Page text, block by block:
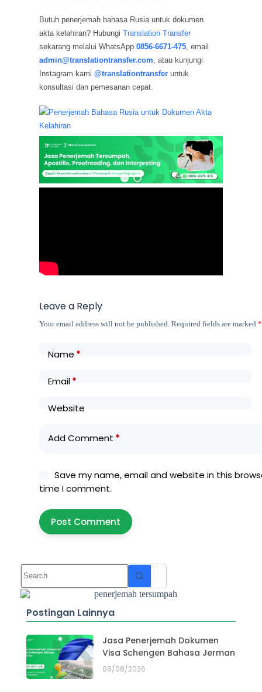
Butuh penerjemah bahasa Rusia untuk dokumen
akta kelahiran? HubungiTranslation Transfer
sekarang melalui WhatsApp 0856-6671-475, email
admin@translationtransfer.com, atau kunjungi
Instagram kami@translationtransfer untuk
konsultasi dan pemesanan cepat.
Leave a Reply
Your email address will not be published. Required fields are marked*
Name*
Email*
Website
Add Comment *
Save my name, email and website in this
time I comment.
Post Comment
Postingan Lainnya
Jasa Penerjemah Dokumen
Visa Schengen Bahasa Jerman
08/08/2026